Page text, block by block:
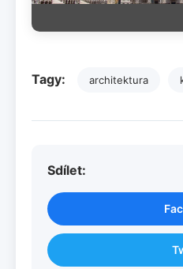
Tagy: architektura
Sdílet: